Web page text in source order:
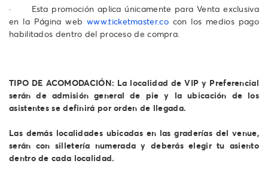
· Esta promoción aplica únicamente para Venta exclusiva
en la Página webwww.ticketmaster.cocon los medios pago
habilitados dentro del proceso de compra.
TIPO DE ACOMODACIÓN: La localidad de VIP y Preferencial
serán de admisión general de pie y la ubicación de los
asistentes se definirá por orden de llegada.
Las demás localidades ubicadas en las graderías del venue,
serán con silletería numerada y deberás elegir tu asiento
dentro de cada localidad.